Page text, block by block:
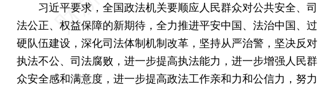
习近平要求，全国政法机关要顺应人民群众对公共安全、司
法公正、权益保障的新期待，全力推进平安中国、法治中国、过
硬队伍建设，深化司法体制机制改革，坚持从严治警，坚决反对
执法不公、司法腐败，进一步提高执法能力，进一步增强人民群
众安全感和满意度，进一步提高政法工作亲和力和公信力，努力